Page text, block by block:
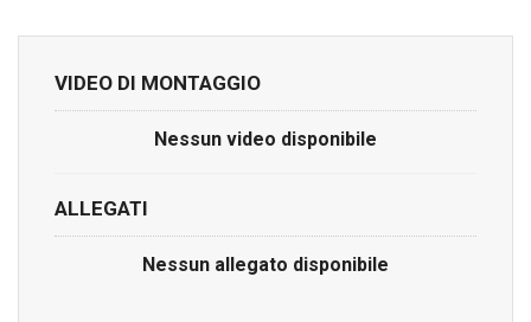
VIDEO DI MONTAGGIO
Nessun video disponibile
ALLEGATI
Nessun allegato disponibile